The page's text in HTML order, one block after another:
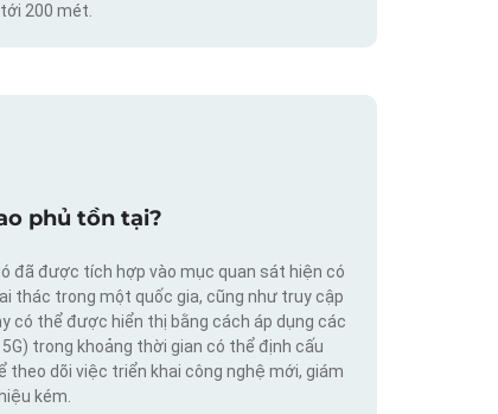
tới 200 mét.
phủ tồn tại?
đã được tích hợp vào mục quan sát hiện có
thác trong một quốc gia, cũng như truy cập
có thể được hiển thị bằng cách áp dụng các
5G) trong khoảng thời gian có thể định cấu
theo dõi việc triển khai công nghệ mới, giám
kém.